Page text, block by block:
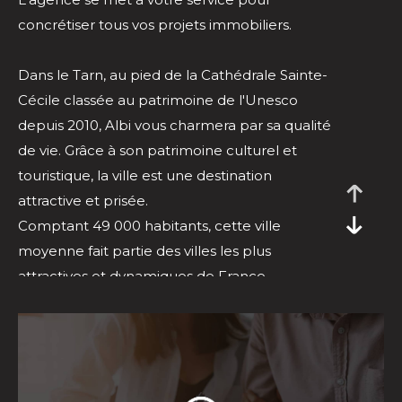
concrétiser tous vos projets immobiliers.
Dans le Tarn, au pied de la Cathédrale Sainte-
Cécile classée au patrimoine de l'Unesco
depuis 2010, Albi vous charmera par sa qualité
de vie. Grâce à son patrimoine culturel et
touristique, la ville est une destination
attractive et prisée.
Comptant 49 000 habitants, cette ville
moyenne fait partie des villes les plus
attractives et dynamiques de France.
C'est une ville animée, on y recense des
équipements culturels tel que 2 théâtres et 3
cinémas, la faculté Champollion et plusieurs